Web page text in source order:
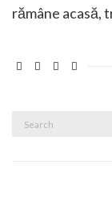
rămâne acasă,